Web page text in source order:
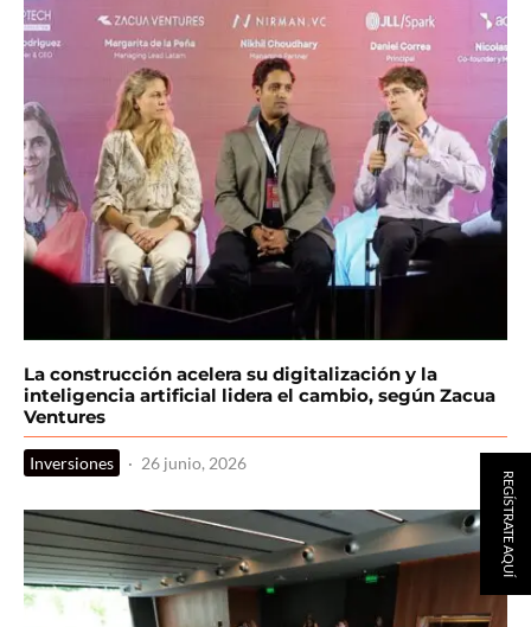
La construcción acelera su digitalización y la
inteligencia artificial lidera el cambio, según Zacua
Ventures
Inversiones · 26 junio, 2026
REGÍSTRATE AQUÍ